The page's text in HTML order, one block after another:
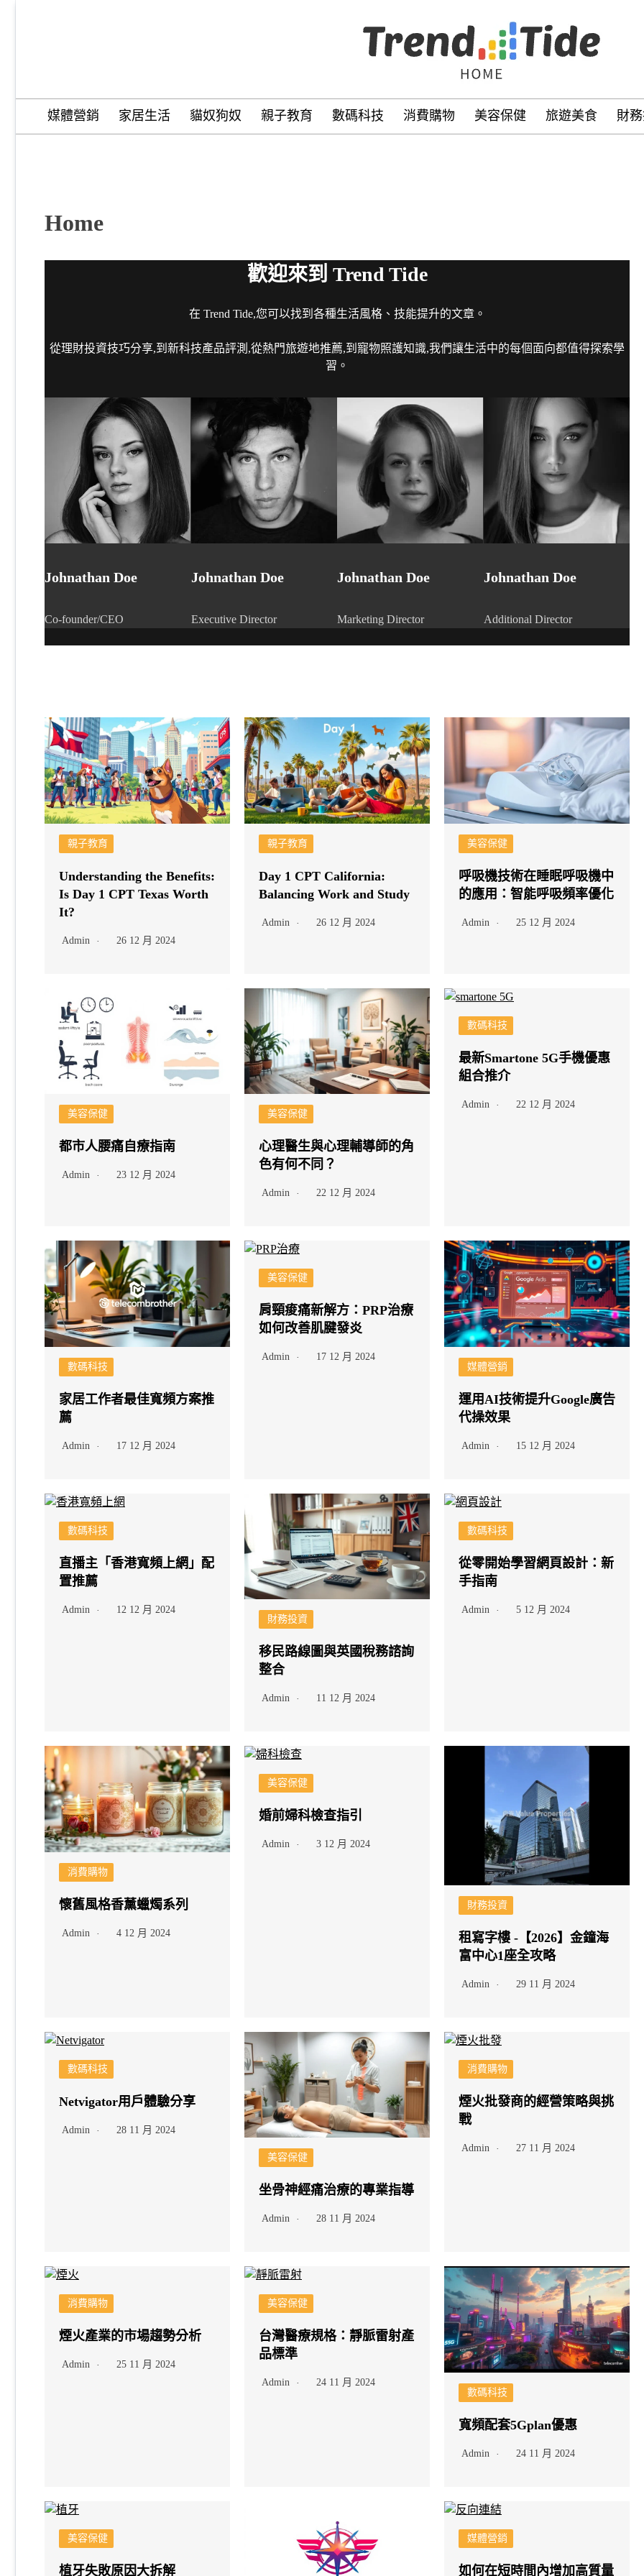
Trend Tide
媒體營銷 家居生活 貓奴狗奴 親子教育 數碼科技 消費購物 美容保健 旅遊美食 財
Home
歡迎來到 Trend Tide
在 Trend Tide,您可以找到各種生活風格、技能提升的文章。
從理財投資技巧分享,到新科技產品評測,從熱門旅遊地推薦,到寵物照護知識,我們讓生活中的每個面向都值得探索學
習。
Johnathan Doe
Co-founder/CEO
Johnathan Doe
Executive Director
Johnathan Doe
Marketing Director
Johnathan Doe
Additional Director
親子教育
Understanding the Benefits:
Is Day 1 CPT Texas Worth
It?
Admin 26 12 月 2024
親子教育
Day 1 CPT California:
Balancing Work and Study
Admin 26 12 月 2024
美容保健
呼吸機技術在睡眠呼吸機中
的應用：智能呼吸頻率優化
Admin 25 12 月 2024
美容保健
都市人腰痛自療指南
Admin 23 12 月 2024
美容保健
心理醫生與心理輔導師的角
色有何不同？
Admin 22 12 月 2024
數碼科技
最新Smartone 5G手機優惠
組合推介
Admin 22 12 月 2024
數碼科技
家居工作者最佳寬頻方案推
薦
Admin 17 12 月 2024
美容保健
肩頸痠痛新解方：PRP治療
如何改善肌腱發炎
Admin
17 12 月 2024
媒體營銷
運用AI技術提升Google廣告
代操效果
Admin 15 12 月 2024
數碼科技
直播主「香港寬頻上網」配
置推薦
Admin
12 12 月 2024
財務投資
移民路線圖與英國稅務諮詢
整合
Admin 11 12 月 2024
數碼科技
從零開始學習網頁設計：新
手指南
Admin 5 12 月 2024
消費購物
懷舊風格香薰蠟燭系列
Admin 4 12 月 2024
美容保健
婚前婦科檢查指引
Admin 3 12 月 2024
財務投資
租寫字樓 -【2026】金鐘海
富中心1座全攻略
Admin 29 11 月 2024
數碼科技
Netvigator用戶體驗分享
Admin 28 11 月 2024
美容保健
坐骨神經痛治療的專業指導
Admin 28 11 月 2024
消費購物
煙火批發商的經營策略與挑
戰
Admin 27 11 月 2024
消費購物
煙火產業的市場趨勢分析
Admin 25 11 月 2024
美容保健
台灣醫療規格：靜脈雷射產
品標準
Admin
24 11 月 2024
數碼科技
寬頻配套5Gplan優惠
Admin 24 11 月 2024
美容保健
植牙失敗原因大拆解
媒體營銷
如何在短時間內增加高質量